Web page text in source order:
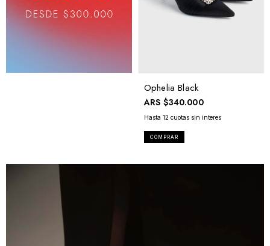
Ophelia Black
ARS $340.000
COMPRAR